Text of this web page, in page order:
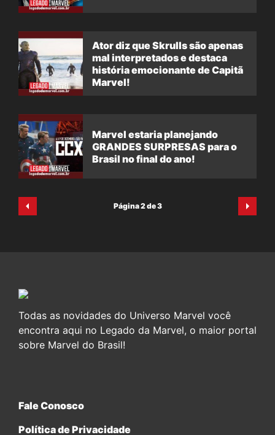
Ator diz que Skrulls são apenas
mal interpretados e destaca
história emocionante de Capitã
Marvel!
Marvel estaria planejando
GRANDES SURPRESAS para o
Brasil no final do ano!
Página 2 de 3
Todas as novidades do Universo Marvel você
encontra aqui no Legado da Marvel, o maior portal
sobre Marvel do Brasil!
Fale Conosco
Política de Privacidade